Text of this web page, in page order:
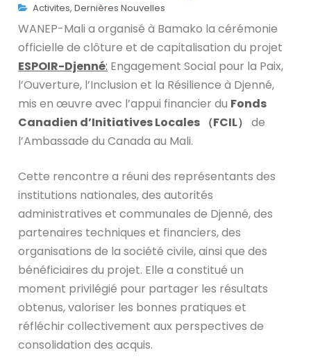
Activites,Dernières Nouvelles
WANEP-Mali a organisé à Bamako la cérémonie
officielle de clôture et de capitalisation du projet
ESPOIR-Djenné: Engagement Social pour la Paix,
l’Ouverture, l’Inclusion et la Résilience à Djenné,
mis en œuvre avec l’appui financier du Fonds
Canadien d’Initiatives Locales （FCIL） de
l’Ambassade du Canada au Mali.
Cette rencontre a réuni des représentants des
institutions nationales, des autorités
administratives et communales de Djenné, des
partenaires techniques et financiers, des
organisations de la société civile, ainsi que des
bénéficiaires du projet. Elle a constitué un
moment privilégié pour partager les résultats
obtenus, valoriser les bonnes pratiques et
réfléchir collectivement aux perspectives de
consolidation des acquis.